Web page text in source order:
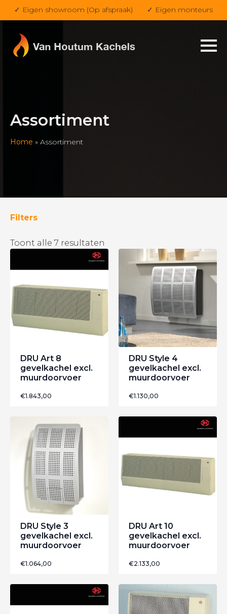
✓ Eigen showroom (Op afspraak) ✓ Eigen monteurs
Assortiment
Home » Assortiment
Filters
Toont alle 7 resultaten
op
nieuwste
DRU Art 8
gevelkachel excl.
muurdoorvoer
€1.843,00
DRU Style 4
gevelkachel excl.
muurdoorvoer
€1.130,00
DRU Style 3
gevelkachel excl.
muurdoorvoer
€1.064,00
DRU Art 10
gevelkachel excl.
muurdoorvoer
€2.133,00